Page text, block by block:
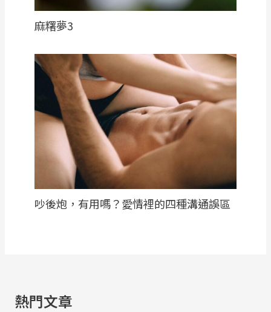
麻糬夢3
吵後炮，有用嗎？愛情裡的四種溝通誤區
熱門文章